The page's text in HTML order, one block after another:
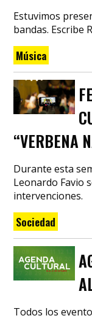
Estuvimos
bandas. Escribe
Música
“VERBENA
Durante esta
Leonardo Favio
intervenciones.
Sociedad
Todos los